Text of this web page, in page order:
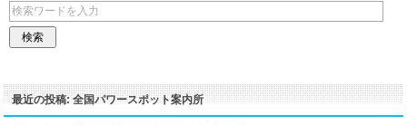
最近の投稿: 全国パワースポット案内所